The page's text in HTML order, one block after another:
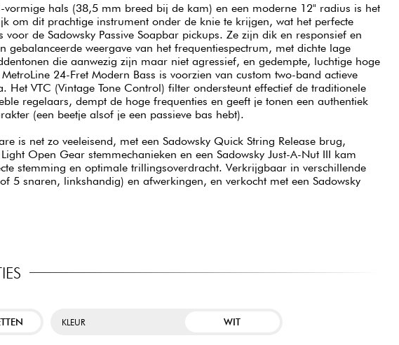
vormige hals (38,5 mm breed bij de kam) en een moderne 12" radius is het
om dit prachtige instrument onder de knie te krijgen, wat het perfecte
voor de Sadowsky Passive Soapbar pickups. Ze zijn dik en responsief en
gebalanceerde weergave van het frequentiespectrum, met dichte lage
die aanwezig zijn maar niet agressief, en gedempte, luchtige hoge
24-Fret Modern Bass is voorzien van custom two-band actieve
Het VTC (Vintage Tone Control) filter ondersteunt effectief de traditionele
regelaars, dempt de hoge frequenties en geeft je tonen een authentiek
(een beetje alsof je een passieve bas hebt).
is net zo veeleisend, met een Sadowsky Quick String Release brug,
Open Gear stemmechanieken en een Sadowsky Just-A-Nut III kam
stemming en optimale trillingsoverdracht. Verkrijgbaar in verschillende
5 snaren, linkshandig) en afwerkingen, en verkocht met een Sadowsky
KLEUR WIT